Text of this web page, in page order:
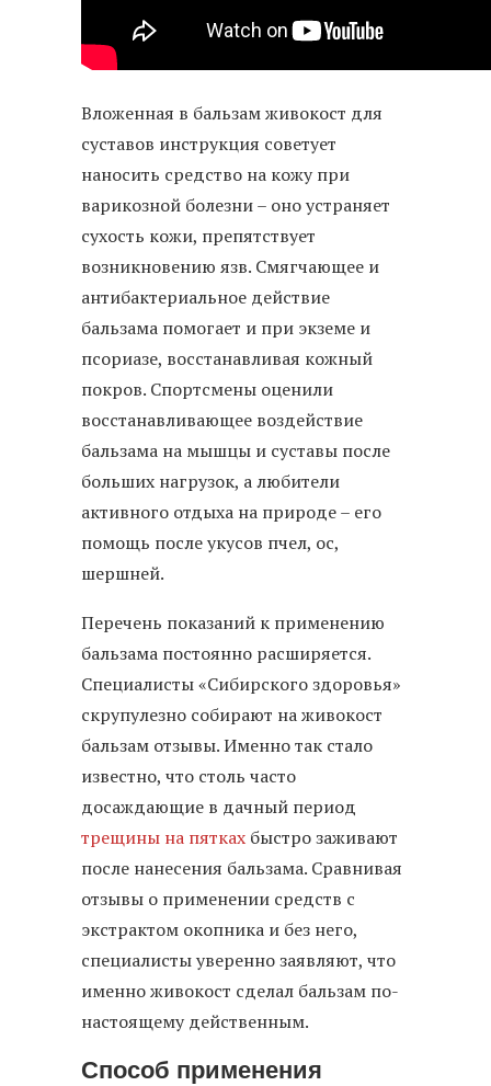
Вложенная в бальзам живокост для
суставов инструкция советует
наносить средство на кожу при
варикозной болезни – оно устраняет
сухость кожи, препятствует
возникновению язв. Смягчающее и
антибактериальное действие
бальзама помогает и при экземе и
псориазе, восстанавливая кожный
покров. Спортсмены оценили
восстанавливающее воздействие
бальзама на мышцы и суставы после
больших нагрузок, а любители
активного отдыха на природе – его
помощь после укусов пчел, ос,
шершней.
Перечень показаний к применению
бальзама постоянно расширяется.
Специалисты «Сибирского здоровья»
скрупулезно собирают на живокост
бальзам отзывы. Именно так стало
известно, что столь часто
досаждающие в дачный период
трещины на пятках быстро заживают
после нанесения бальзама. Сравнивая
отзывы о применении средств с
экстрактом окопника и без него,
специалисты уверенно заявляют, что
именно живокост сделал бальзам по-
настоящему действенным.
Способ применения